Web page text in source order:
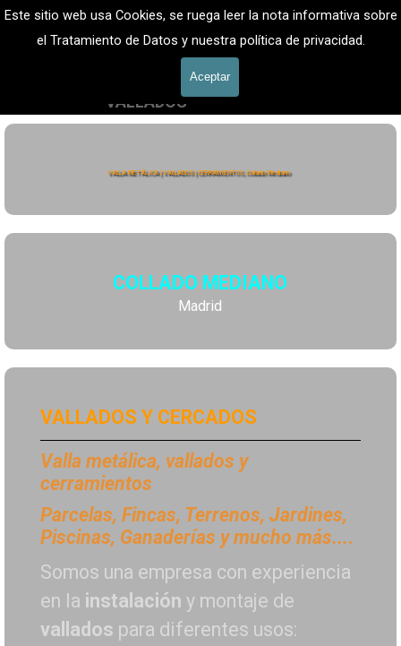
Este sitio web usa Cookies, se ruega leer la nota informativa sobre
el Tratamiento de Datos y nuestra política de privacidad.
Aceptar
Vaya al Contenido
FINCAS
VALLADOSValla Hércules
601 900 178
VALLA METÁLICA | VALLADOS | CERRAMIENTOS, Collado Mediano
COLLADO MEDIANO
Madrid
VALLADOS Y CERCADOS
Valla metálica, vallados y
cerramientos
Parcelas, Fincas, Terrenos, Jardines,
Piscinas, Ganaderías y mucho más....
Somos una empresa con experiencia
en la instalación y montaje de
vallados para diferentes usos: